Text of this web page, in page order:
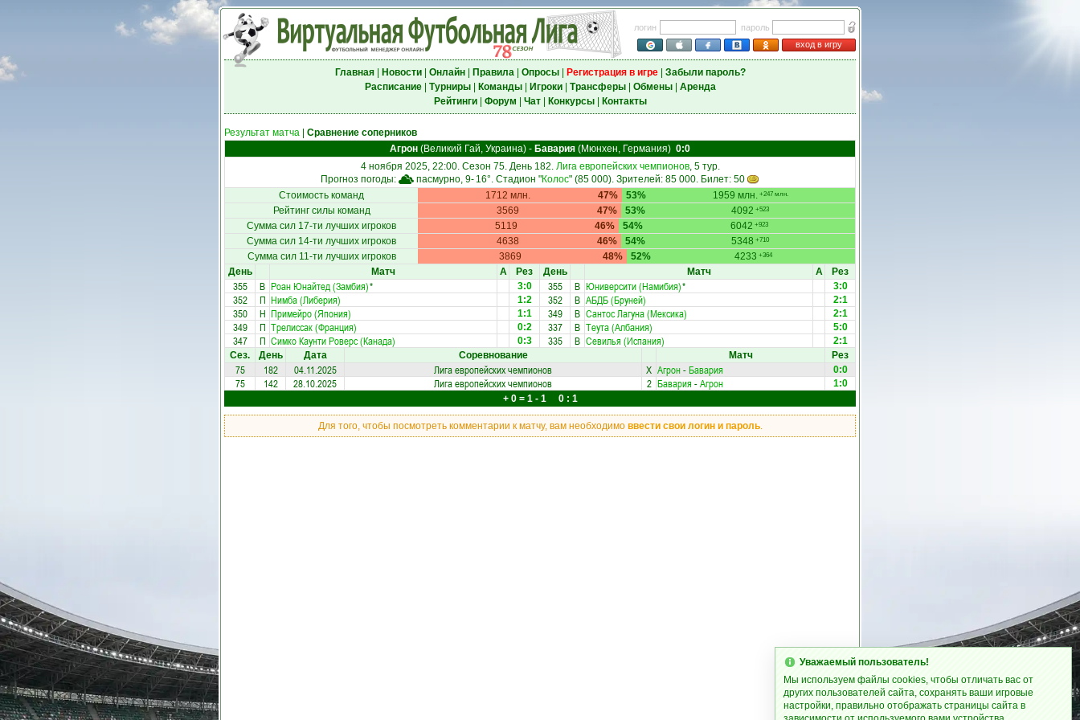
логин
пароль
вход в игру
Главная| Новости| Онлайн| Правила| Опросы| Регистрация в игре| Забыли пароль?
Расписание| Турниры| Команды| Игроки| Трансферы| Обмены| Аренда
Рейтинги| Форум Чат| Конкурсы| Контакты
Результат матча
Сравнение соперников
Агрон (Великий Гай, Украина) - Бавария (Мюнхен, Германия) 0:0
4 ноября 2025, 22:00. Сезон 75. День 182. Лига европейских чемпионов, 5 тур.
Прогноз погоды:
пасмурно, 9- 16°. Стадион "Колос" (85 000). Зрителей: 85 000. Билет: 50
Стоимость команд
1712 млн. 47% 1959 млн. +247 млн.
53%
Рейтинг силы команд
3569 47% 4092 +523
53%
Сумма сил 17-ти лучших игроков
5119 46% 6042 +923
54%
Сумма сил 14-ти лучших игроков
4638 46% 5348 +710
54%
Сумма сил 11-ти лучших игроков
3869 48% 4233 +364
52%
День
Матч А Рез
355 В Роан Юнайтед (Замбия)* 3:0
352 П Нимба (Либерия) 1:2
350 Н Примейро (Япония) 1:1
349 П Трелиссак (Франция) 0:2
347 П Симко Каунти Роверс (Канада) 0:3
День Матч А Рез
355 В Юниверсити (Намибия)* 3:0
352 В АБДБ (Бруней) 2:1
349 В Сантос Лагуна (Мексика) 2:1
337 В Теута (Албания) 5:0
335 В Севилья (Испания)
2:1
Сез.
День Дата Соревнование Матч Рез
75 182 04.11.2025 Лига европейских чемпионов X Агрон-Бавария 0:0
75 142 28.10.2025 Лига европейских чемпионов 2 Бавария -Агрон
1:0
+ 0 = 1 - 1 0 : 1
Для того, чтобы посмотреть комментарии к матчу, вам необходимо ввести свои логин и пароль.
Уважаемый пользователь!
Мы используем файлы cookies, чтобы отличать вас от
других пользователей сайта, сохранять ваши игровые
настройки, правильно отображать страницы сайта в